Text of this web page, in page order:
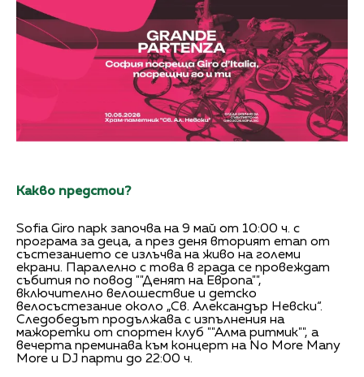
Какво предстои?
Sofia Giro парк започва на 9 май от 10:00 ч. с
програма за деца, а през деня вторият етап от
състезанието се излъчва на живо на големи
екрани. Паралелно с това в града се провеждат
събития по повод ""Денят на Европа"",
включително велошествие и детско
велосъстезание около „Св. Александър Невски“.
Следобедът продължава с изпълнения на
мажоретки от спортен клуб ""Алма ритмик"", а
вечерта преминава към концерт на No More Many
More и DJ парти до 22:00 ч.